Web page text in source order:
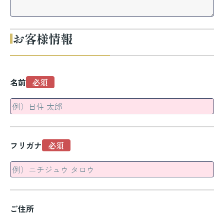
お客様情報
名前
フリガナ
ご住所